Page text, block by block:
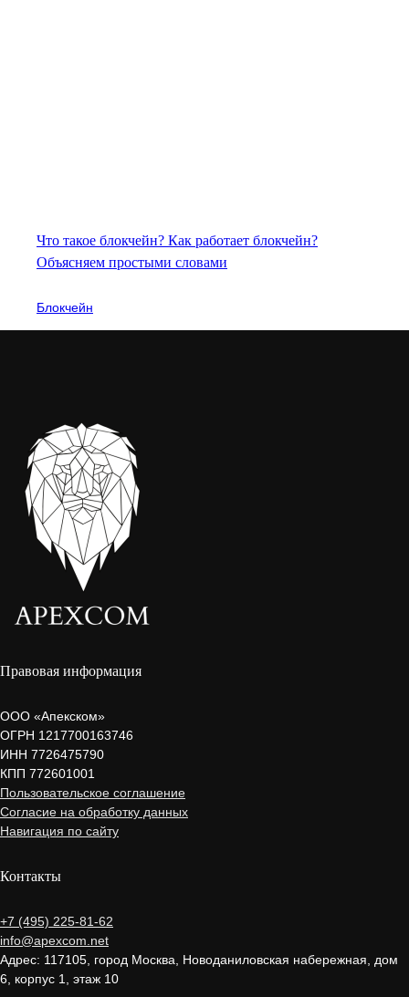
Что такое блокчейн? Как работает блокчейн?
Объясняем простыми словами
Блокчейн
Правовая информация
ООО «Апекском»
ОГРН 1217700163746
ИНН 7726475790
КПП 772601001
Пользовательское соглашение
Согласие на обработку данных
Навигация по сайту
Контакты
+7 (495) 225-81-62
info@apexcom.net
Адрес: 117105, город Москва, Новоданиловская набережная, дом
6, корпус 1, этаж 10